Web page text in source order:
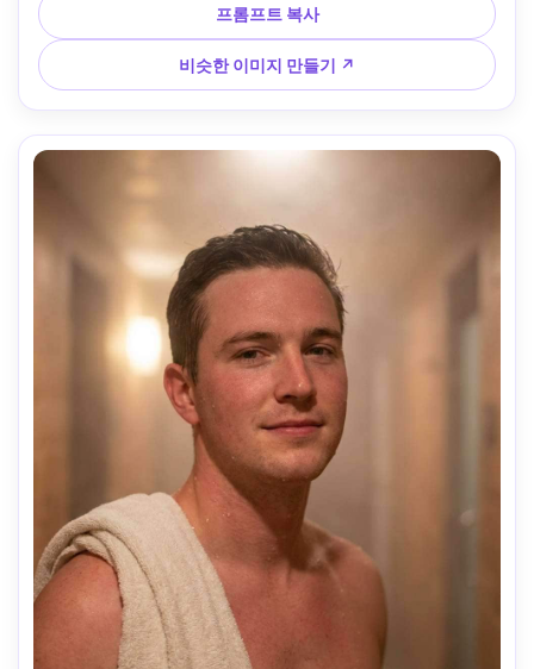
한 내성적 분위기, 사실적인 질감, 부드러운 필름 그레인 --ar
4:5
프롬프트 복사
비슷한 이미지 만들기 ↗